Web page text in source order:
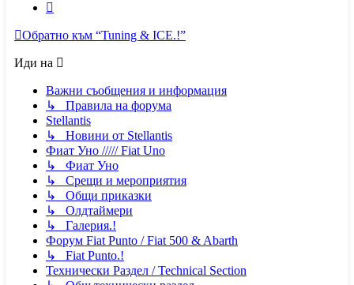
Обратно към “Tuning & ICE.!”
Иди на
Важни съобщения и информация
↳ Правила на форума
Stellantis
↳ Новини от Stellantis
Фиат Уно ///// Fiat Uno
↳ Фиат Уно
↳ Срещи и мероприятия
↳ Общи приказки
↳ Олдтаймери
↳ Галерия.!
Форум Fiat Punto / Fiat 500 & Abarth
↳ Fiat Punto.!
Технически Раздел / Technical Section